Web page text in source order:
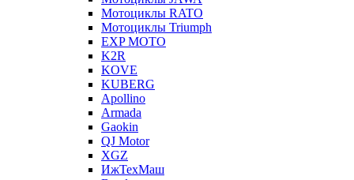
Мотоциклы RATO
Мотоциклы Triumph
EXP MOTO
K2R
KOVE
KUBERG
Apollino
Armada
Gaokin
QJ Motor
XGZ
ИжТехМаш